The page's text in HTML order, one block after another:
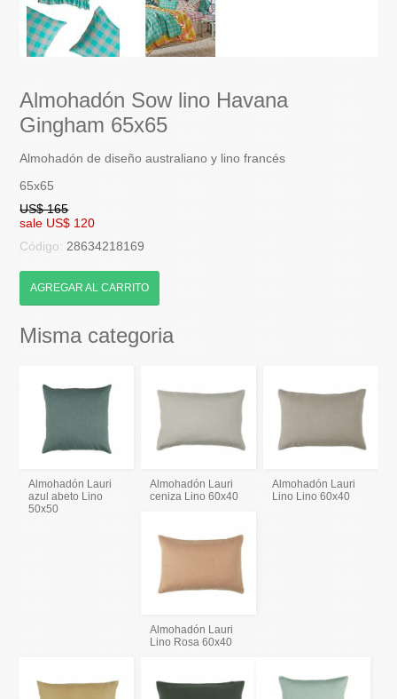
Almohadón Sow lino Havana
Gingham 65x65
Almohadón de diseño australiano y lino francés
65x65
US$ 165
sale US$ 120
Código: 28634218169
AGREGAR AL CARRITO
Misma categoria
Almohadón Lauri
azul abeto Lino
50x50
Almohadón Lauri
ceniza Lino 60x40
Almohadón Lauri
Lino Lino 60x40
Almohadón Lauri
Lino Rosa 60x40